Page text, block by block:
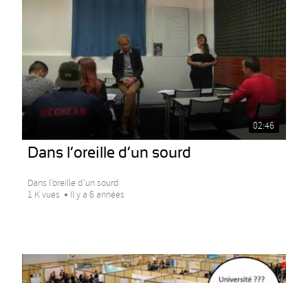
02:46
Dans l’oreille d’un sourd
Dans l’oreille d’un sourd
1 K vues
Il y a 6 années